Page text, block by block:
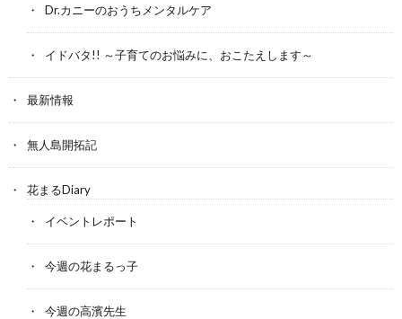
Dr.カニーのおうちメンタルケア
イドバタ!! ～子育てのお悩みに、おこたえします～
最新情報
無人島開拓記
花まるDiary
イベントレポート
今週の花まるっ子
今週の高濱先生